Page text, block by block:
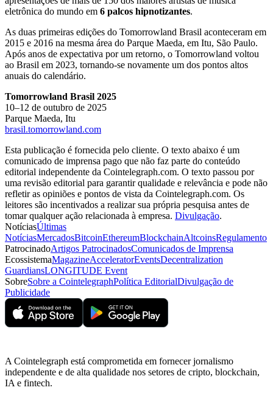
eletrônica do mundo em 6 palcos hipnotizantes.
As duas primeiras edições do Tomorrowland Brasil aconteceram em
2015 e 2016 na mesma área do Parque Maeda, em Itu, São Paulo.
Após anos de expectativa por um retorno, o Tomorrowland voltou
ao Brasil em 2023, tornando-se novamente um dos pontos altos
anuais do calendário.
Tomorrowland Brasil 2025
10–12 de outubro de 2025
Parque Maeda, Itu
brasil.tomorrowland.com
Esta publicação é fornecida pelo cliente. O texto abaixo é um
comunicado de imprensa pago que não faz parte do conteúdo
editorial independente da Cointelegraph.com. O texto passou por
uma revisão editorial para garantir qualidade e relevância e pode não
refletir as opiniões e pontos de vista da Cointelegraph.com. Os
leitores são incentivados a realizar sua própria pesquisa antes de
tomar qualquer ação relacionada à empresa. Divulgação.
NotíciasÚltimas
NotíciasMercadosBitcoinEthereumBlockchainAltcoinsRegulamento
PatrocinadoArtigos PatrocinadosComunicados de Imprensa
EcossistemaMagazineAcceleratorEventsDecentralization
GuardiansLONGITUDE Event
SobreSobre a CointelegraphPolítica EditorialDivulgação de
Publicidade
A Cointelegraph está comprometida em fornecer jornalismo
independente e de alta qualidade nos setores de cripto, blockchain,
IA e fintech.